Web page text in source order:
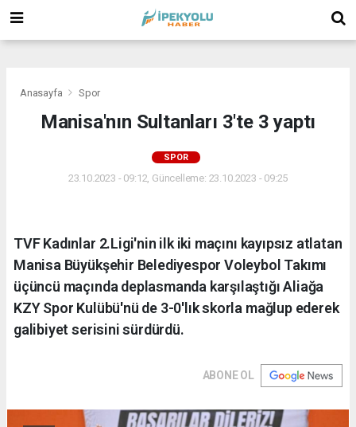
Anasayfa Spor
Manisa'nın Sultanları 3'te 3 yaptı
SPOR
23.10.2023 - 09:12, Güncelleme: 23.10.2023 - 09:25
TVF Kadınlar 2.Ligi'nin ilk iki maçını kayıpsız atlatan
Manisa Büyükşehir Belediyespor Voleybol Takımı
üçüncü maçında deplasmanda karşılaştığı Aliağa
KZY Spor Kulübü'nü de 3-0'lık skorla mağlup ederek
galibiyet serisini sürdürdü.
ABONE OL